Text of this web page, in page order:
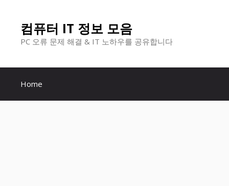
건
컴퓨터 IT 정보 모음
PC 오류 문제 해결 & IT 노하우를 공유합니다
Home